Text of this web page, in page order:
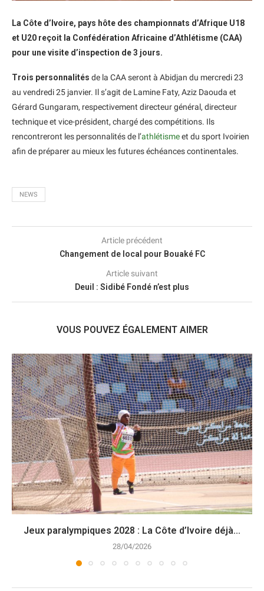
La Côte d’Ivoire, pays hôte des championnats d’Afrique U18
et U20 reçoit la Confédération Africaine d’Athlétisme (CAA)
pour une visite d’inspection de 3 jours.
Trois personnalités de la CAA seront à Abidjan du mercredi 23
au vendredi 25 janvier. Il s’agit de Lamine Faty, Aziz Daouda et
Gérard Gungaram, respectivement directeur général, directeur
technique et vice-président, chargé des compétitions. Ils
rencontreront les personnalités de l’athlétismeet du sport Ivoirien
afin de préparer au mieux les futures échéances continentales.
NEWS
Article précédent
Changement de local pour Bouaké FC
Article suivant
Deuil : Sidibé Fondé n’est plus
VOUS POUVEZ ÉGALEMENT AIMER
Jeux paralympiques 2028 : La Côte d’Ivoire déjà...
28/04/2026